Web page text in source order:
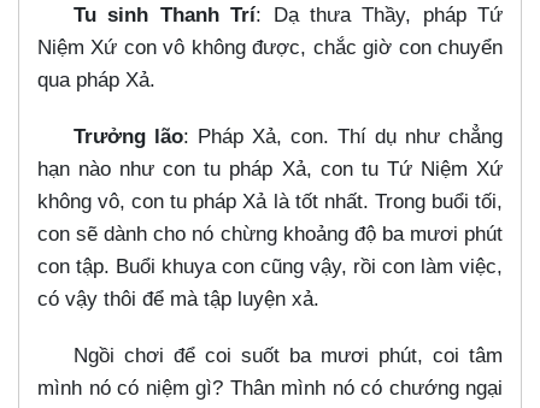
Tu sinh Thanh Trí: Dạ thưa Thầy, pháp Tứ
Niệm Xứ con vô không được, chắc giờ con chuyển
qua pháp Xả.
Trưởng lão: Pháp Xả, con. Thí dụ như chẳng
hạn nào như con tu pháp Xả, con tu Tứ Niệm Xứ
không vô, con tu pháp Xả là tốt nhất. Trong buổi tối,
con sẽ dành cho nó chừng khoảng độ ba mươi phút
con tập. Buổi khuya con cũng vậy, rồi con làm việc,
có vậy thôi để mà tập luyện xả.
Ngồi chơi để coi suốt ba mươi phút, coi tâm
mình nó có niệm gì? Thân mình nó có chướng ngại